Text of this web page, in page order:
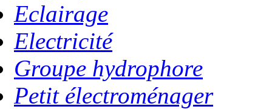
Eclairage
Electricité
Groupe hydrophore
Petit électroménager